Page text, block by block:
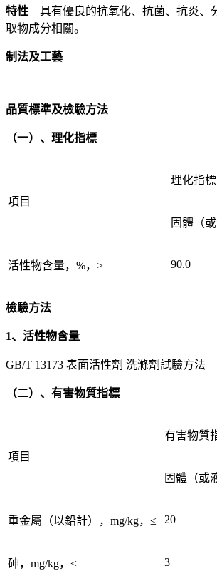
特性 具有優良的抗氧化、抗菌、抗炎、
取物成分相關。
制法及工藝
品質標準及檢驗方法
（一）、理化指標
項目
理化指標
固體（或
活性物含量，%，≥ 90.0
檢驗方法
1、活性物含量
GB/T 13173 表面活性劑 洗滌劑試驗方法
（二）、有害物質指標
項目
有害物質
固體（或
重金屬（以鉛計），mg/kg，≤ 20
砷，mg/kg，≤ 3